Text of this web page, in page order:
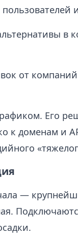
в
от
Его
к доменам и
—